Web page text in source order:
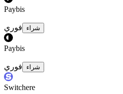
Paybis
فوري شراء
Paybis
فوري شراء
Switchere